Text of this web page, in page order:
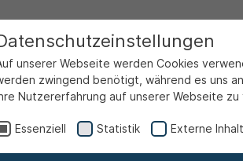
Jupp Foto Club
unserer Webseite werden Cookies
zwingend benötigt, während es uns
Nutzererfahrung auf unserer Webseite zu
Essenziell Statistik Externe